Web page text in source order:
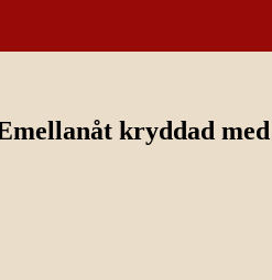
kryddad